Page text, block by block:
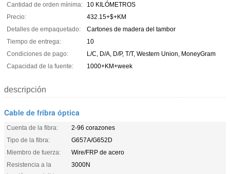
Cantidad de orden mínima:
10 KILÓMETROS
Precio:
432.15+$+KM
Detalles de empaquetado:
Cartones de madera del tambor
Tiempo de entrega:
10
Condiciones de pago:
L/C, D/A, D/P, T/T, Western Union, MoneyGram
Capacidad de la fuente:
1000+KM+week
descripción
Cable de fribra óptica
Cuenta de la fibra:
2-96 corazones
Tipo de la fibra:
G657A/G652D
Miembro de fuerza:
Wire/FRP de acero
Resistencia a la
3000N